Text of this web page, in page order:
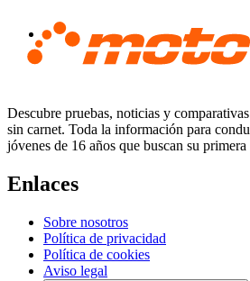
Descubre pruebas, noticias y
sin carnet. Toda la información para
jóvenes de 16 años que buscan su primera
Enlaces
Sobre nosotros
Política de privacidad
Política de cookies
Aviso legal